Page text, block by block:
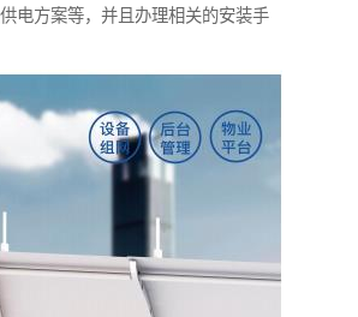
电方案等，并且办理相关的安装手